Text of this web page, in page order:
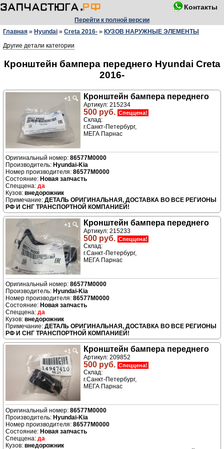
Контакты
Перейти к полной версии
Главная » Hyundai » Creta 2016- » КУЗОВ НАРУЖНЫЕ ЭЛЕМЕНТЫ
Другие детали категории
Кронштейн бампера переднего Hyundai Creta
2016-
+1 🔍 Кронштейн бампера переднего
Артикул: 215234
500 руб. Спеццена!
Склад:
г.Санкт-Петербург,
МЕГА Парнас
86577M0000
Производитель: Hyundai-Kia
Номер производителя: 86577M0000
Новая запчасть
да
внедорожник
ДЕТАЛЬ ОРИГИНАЛЬНАЯ, ДОСТАВКА ВО ВСЕ РЕГИОНЫ
РФ И СНГ ТРАНСПОРТНОЙ КОМПАНИЕЙ!
+1 🔍 Кронштейн бампера переднего
Артикул: 215233
500 руб. Спеццена!
Склад:
г.Санкт-Петербург,
МЕГА Парнас
86577M0000
Производитель: Hyundai-Kia
Номер производителя: 86577M0000
Новая запчасть
да
внедорожник
ДЕТАЛЬ ОРИГИНАЛЬНАЯ, ДОСТАВКА ВО ВСЕ РЕГИОНЫ
РФ И СНГ ТРАНСПОРТНОЙ КОМПАНИЕЙ!
+1 🔍 Кронштейн бампера переднего
Артикул: 209852
500 руб. Спеццена!
Склад:
г.Санкт-Петербург,
МЕГА Парнас
86577M0000
Производитель: Hyundai-Kia
Номер производителя: 86577M0000
Новая запчасть
да
внедорожник